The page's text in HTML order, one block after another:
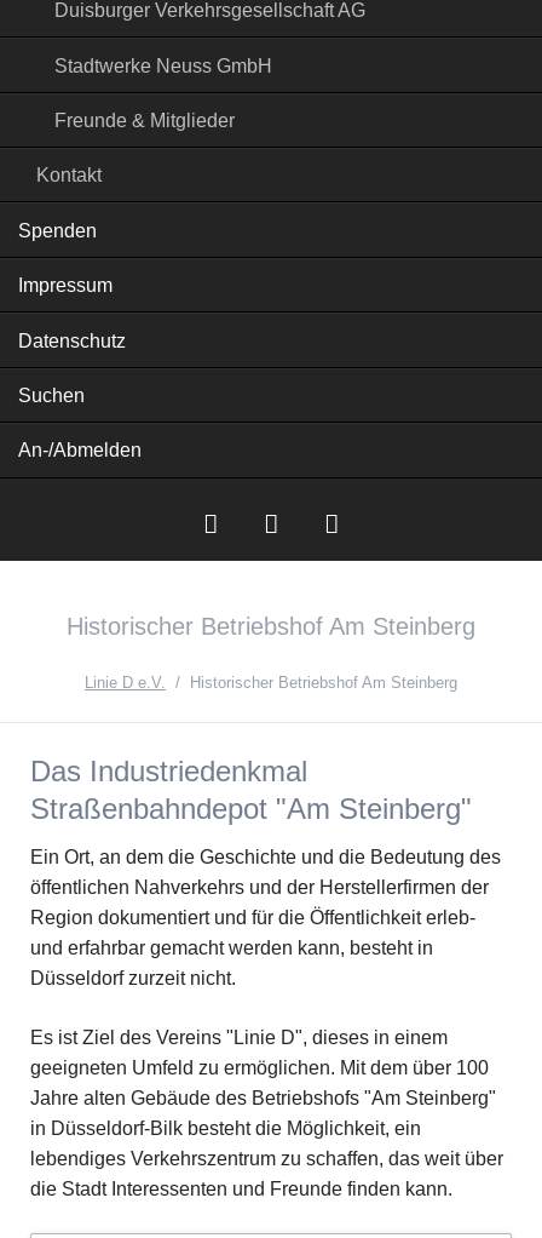
Duisburger Verkehrsgesellschaft AG
Stadtwerke Neuss GmbH
Freunde & Mitglieder
Kontakt
Spenden
Impressum
Datenschutz
Suchen
An-/Abmelden
InstagramFacebookEnglish
deutschen
Historischer Betriebshof Am Steinberg
Linie D e.V. Historischer Betriebshof Am Steinberg
Das Industriedenkmal
Straßenbahndepot "Am Steinberg"
Ein Ort, an dem die Geschichte und die Bedeutung des
öffentlichen Nahverkehrs und der Herstellerfirmen der
Region dokumentiert und für die Öffentlichkeit erleb-
und erfahrbar gemacht werden kann, besteht in
Düsseldorf zurzeit nicht.
Es ist Ziel des Vereins "Linie D", dieses in einem
geeigneten Umfeld zu ermöglichen. Mit dem über 100
Jahre alten Gebäude des Betriebshofs "Am Steinberg"
in Düsseldorf-Bilk besteht die Möglichkeit, ein
lebendiges Verkehrszentrum zu schaffen, das weit über
die Stadt Interessenten und Freunde finden kann.